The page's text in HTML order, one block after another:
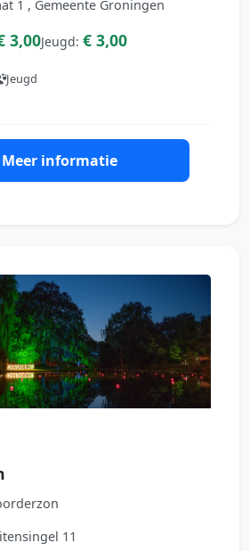
1 , Gemeente Groningen
3,00Jeugd: € 3,00
Jeugd
Meer informatie
11